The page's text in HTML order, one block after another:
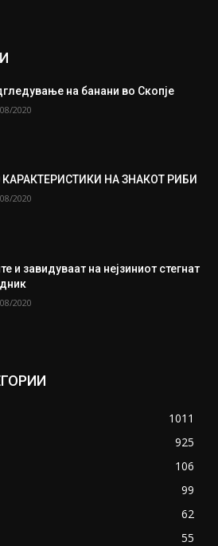
на банани во Скопје
2020
КАРАКТЕРИСТИКИ НА ЗНАКОТ РИБИ
2020
и завидуваат на нејзиниот стегнат
2020
1011
925
106
99
62
55